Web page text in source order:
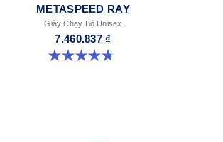
METASPEED RAY
Giày Chạy Bộ Unisex
7.460.837 ₫
4.8 trong số 5 sao. 186 đánh giá